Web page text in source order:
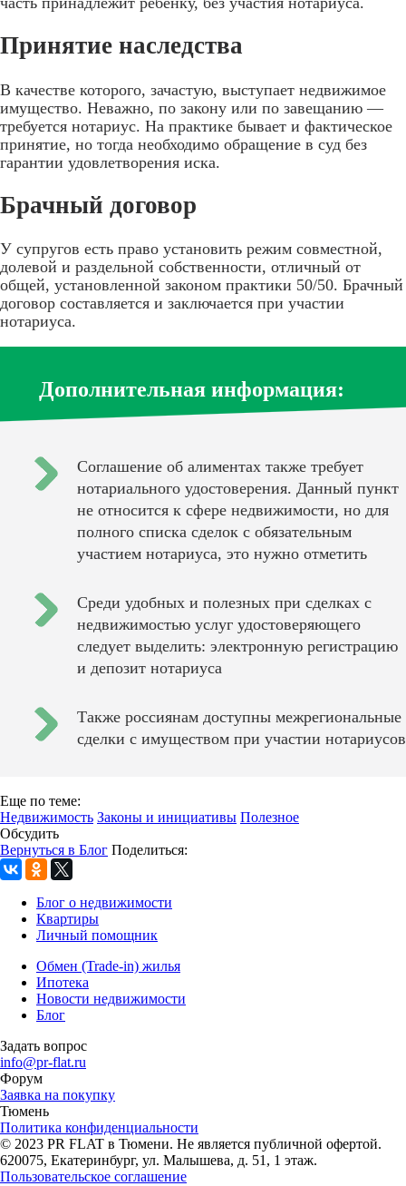
Принятие наследства
В качестве которого, зачастую, выступает недвижимое
имущество. Неважно, по закону или по завещанию —
требуется нотариус. На практике бывает и фактическое
принятие, но тогда необходимо обращение в суд без
гарантии удовлетворения иска.
Брачный договор
У супругов есть право установить режим совместной,
долевой и раздельной собственности, отличный от
общей, установленной законом практики 50/50. Брачный
договор составляется и заключается при участии
нотариуса.
Дополнительная информация:
Соглашение об алиментах также требует
нотариального удостоверения. Данный пункт
не относится к сфере недвижимости, но для
полного списка сделок с обязательным
участием нотариуса, это нужно отметить
Среди удобных и полезных при сделках с
недвижимостью услуг удостоверяющего
следует выделить: электронную регистрацию
и депозит нотариуса
Также россиянам доступны межрегиональные
сделки с имуществом при участии нотариусов
Еще по теме:
Недвижимость Законы и инициативы Полезное
Обсудить
Вернуться в Блог Поделиться:
Блог о недвижимости
Квартиры
Личный помощник
Обмен (Trade-in) жилья
Ипотека
Новости недвижимости
Блог
Задать вопрос
info@pr-flat.ru
Форум
Заявка на покупку
Тюмень
Политика конфиденциальности
© 2023 PR FLAT в Тюмени. Не является публичной офертой.
620075, Екатеринбург, ул. Малышева, д. 51, 1 этаж.
Пользовательское соглашение